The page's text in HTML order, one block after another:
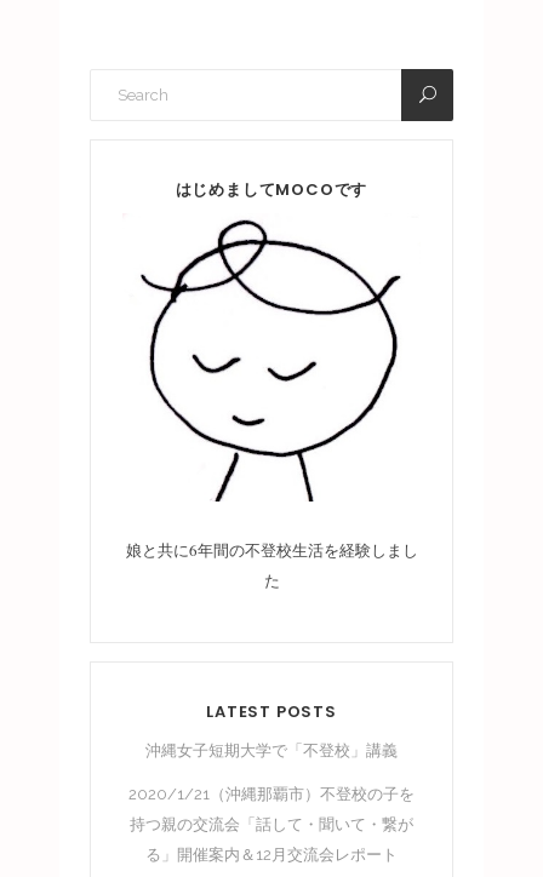
はじめましてMOCOです
娘と共に6年間の不登校生活を経験しまし
た
LATEST POSTS
沖縄女子短期大学で「不登校」講義
2020/1/21（沖縄那覇市）不登校の子を
持つ親の交流会「話して・聞いて・繋が
る」開催案内＆12月交流会レポート